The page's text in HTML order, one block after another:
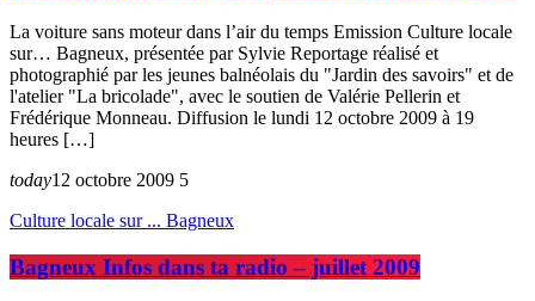
La voiture sans moteur dans l’air du temps Emission Culture locale
sur… Bagneux, présentée par Sylvie Reportage réalisé et
photographié par les jeunes balnéolais du "Jardin des savoirs" et de
l'atelier "La bricolade", avec le soutien de Valérie Pellerin et
Frédérique Monneau. Diffusion le lundi 12 octobre 2009 à 19
heures […]
today12 octobre 2009 5
Culture locale sur ... Bagneux
Bagneux Infos dans ta radio – juillet 2009